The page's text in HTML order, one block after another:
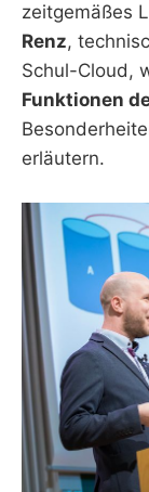
zeitgemäßes
Renz,
Schul-Cloud,
Funktionen
erläutern.